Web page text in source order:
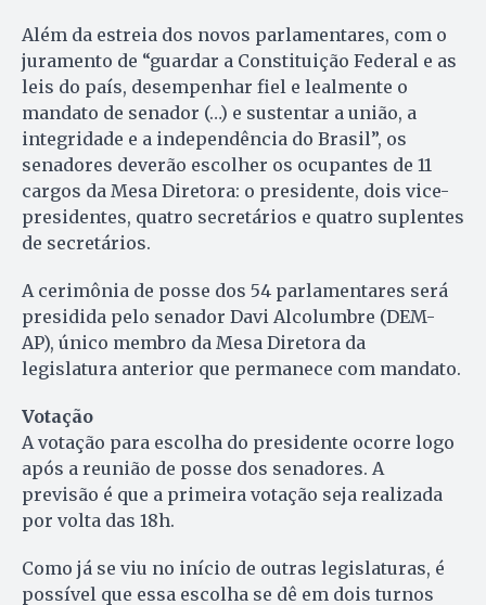
Além da estreia dos novos parlamentares, com o
juramento de “guardar a Constituição Federal e as
leis do país, desempenhar fiel e lealmente o
mandato de senador (…) e sustentar a união, a
integridade e a independência do Brasil”, os
senadores deverão escolher os ocupantes de 11
cargos da Mesa Diretora: o presidente, dois vice-
presidentes, quatro secretários e quatro suplentes
de secretários.
A cerimônia de posse dos 54 parlamentares será
presidida pelo senador Davi Alcolumbre (DEM-
AP), único membro da Mesa Diretora da
legislatura anterior que permanece com mandato.
Votação
A votação para escolha do presidente ocorre logo
após a reunião de posse dos senadores. A
previsão é que a primeira votação seja realizada
por volta das 18h.
Como já se viu no início de outras legislaturas, é
possível que essa escolha se dê em dois turnos